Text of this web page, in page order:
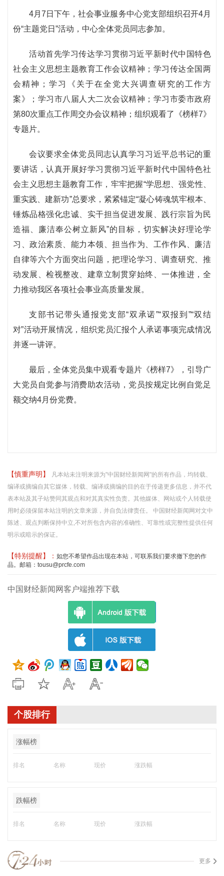
4月7日下午，社会事业服务中心党支部组织召开4月
份“主题党日”活动，中心全体党员同志参加。
活动首先学习传达学习贯彻习近平新时代中国特色
社会主义思想主题教育工作会议精神；学习传达全国两
会精神；学习《关于在全党大兴调查研究的工作方
案》；学习市八届人大二次会议精神；学习市委市政府
第80次重点工作周交办会议精神；组织观看了《榜样7》
专题片。
会议要求全体党员同志认真学习习近平总书记的重
要讲话，认真开展好学习贯彻习近平新时代中国特色社
会主义思想主题教育工作，牢牢把握“学思想、强党性、
重实践、建新功”总要求，紧紧锚定“凝心铸魂筑牢根本、
锤炼品格强化忠诚、实干担当促进发展、践行宗旨为民
造福、廉洁奉公树立新风”的目标，切实解决好理论学
习、政治素质、能力本领、担当作为、工作作风、廉洁
自律等六个方面突出问题，把理论学习、调查研究、推
动发展、检视整改、建章立制贯穿始终、一体推进，全
力推动我区各项社会事业高质量发展。
支部书记带头通报党支部“双承诺”“双报到”“双结
对”活动开展情况，组织党员汇报个人承诺事项完成情况
并逐一讲评。
最后，全体党员集中观看专题片《榜样7》，引导广
大党员自觉参与消费助农活动，党员按规定比例自觉足
额交纳4月份党费。
【慎重声明】
凡本站未注明来源为"中国财经新闻网"的所有作品，均转载、
编译或摘编自其它媒体，转载、编译或摘编的目的在于传递更多信息，并不代
表本站及其子站赞同其观点和对其真实性负责。其他媒体、网站或个人转载使
用时必须保留本站注明的文章来源，并自负法律责任。 中国财经新闻网对文中
陈述、观点判断保持中立,不对所包含内容的准确性、可靠性或完整性提供任何
明示或暗示的保证。
【特别提醒】： 如您不希望作品出现在本站，可联系我们要求撤下您的作
品。邮箱：tousu@prcfe.com
中国财经新闻网客户端推荐下载
个股排行
涨幅榜
排名 名称 现价 涨跌幅
跌幅榜
排名 名称 现价 涨跌幅
更多